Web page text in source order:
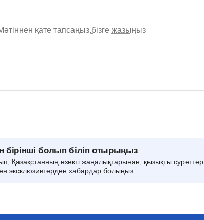
қате тапсаңыз,бізге жазыңыз
бірінші болып біліп отырыңыз
Қазақстанның өзекті жаңалықтарынан, қызықты суреттер,
эксклюзивтерден хабардар болыңыз.